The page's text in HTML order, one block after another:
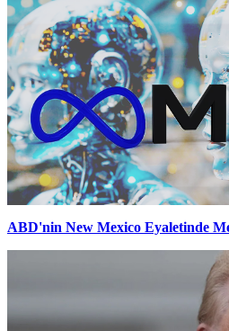
ABD'nin New Mexico Eyaletinde